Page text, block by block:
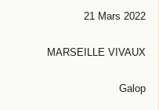
21 Mars 2022
MARSEILLE VIVAUX
Galop